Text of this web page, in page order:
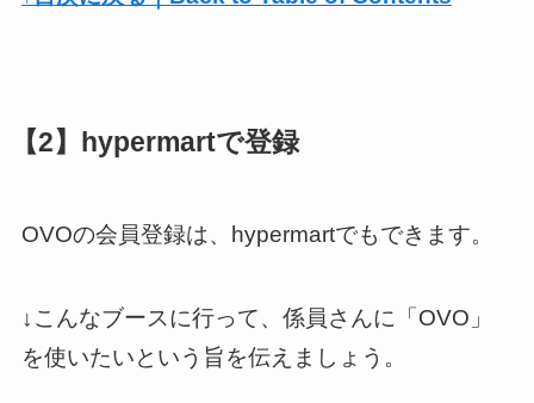
【2】hypermartで登録
OVOの会員登録は、hypermartでもできます。
↓こんなブースに行って、係員さんに「OVO」
を使いたいという旨を伝えましょう。